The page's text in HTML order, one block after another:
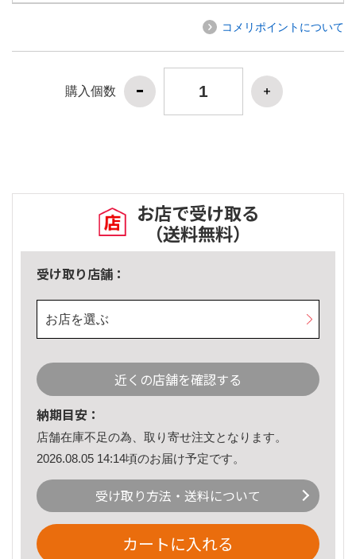
コメリポイントについて
購入個数
お店で受け取る
（送料無料）
受け取り店舗：
お店を選ぶ
近くの店舗を確認する
納期目安：
店舗在庫不足の為、取り寄せ注文となります。
2026.08.05 14:14頃のお届け予定です。
受け取り方法・送料について
カートに入れる